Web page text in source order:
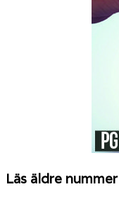
Läs äldre nummer